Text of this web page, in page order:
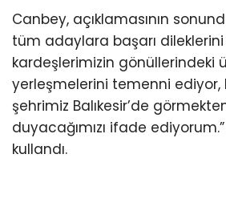
Canbey, açıklamasının
tüm adaylara başarı dileklerini
kardeşlerimizin gönüllerindeki
yerleşmelerini temenni ediyor,
şehrimiz Balıkesir’de
duyacağımızı ifade
kullandı.